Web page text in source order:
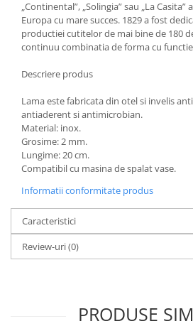
Facalete
Forme briose
Lumanari tort
Ornare, insiropare si decorare
prajituri
Portionatoare si feliatoare
Posuri si duiuri
Raclete patiserie
Suporturi prajituri
Tavi detasabile
Tavi si forme fursecuri
Ustensile antiaderente
Ustensile de masura
„Continental”, „Solingia” sau „La
Europa cu mare succes. 1829 a fost
productiei cutitelor de mai bine de 180
continuu combinatia de forma cu
Descriere produs
Lama este fabricata din otel si invelis
antiaderent si antimicrobian.
Material: inox.
Grosime: 2 mm.
Lungime:20 cm.
Compatibil cu masina de spalat vase.
Informatii conformitate produs
Caracteristici
Review-uri(0)
PRODUSE